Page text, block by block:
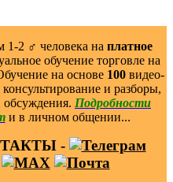
1-2 ‍♂️ человека на платное
обучение торговле на
на основе 100видео-
и разборы,
обсуждения. Подробности
и в личном общении...
-